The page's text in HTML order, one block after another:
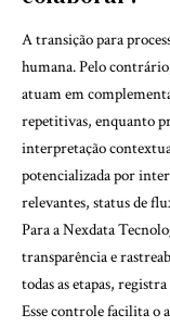
A transição para
humana. Pelo
atuam em
repetitivas, enquanto
interpretação
potencializada por
relevantes, status de
Para a Nexdata
transparência e
todas as etapas,
Esse controle facilita o